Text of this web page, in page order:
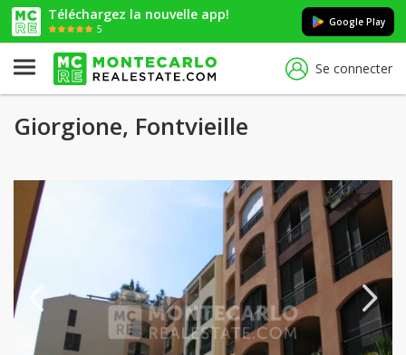
Téléchargez la nouvelle app!
5
Google Play
Se connecter
Giorgione, Fontvieille